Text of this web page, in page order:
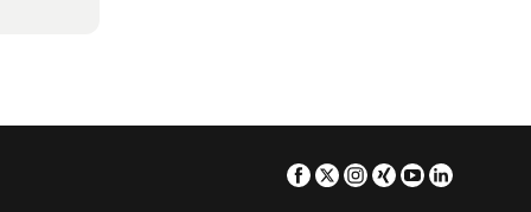
Facebook
TwitterInstagram
XingYoutube